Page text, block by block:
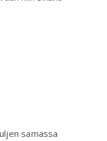
samassa